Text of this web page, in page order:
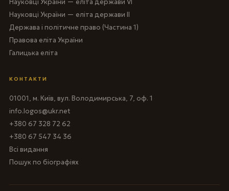
Науковці України — еліта держави II
Держава і політичне право (Частина 1)
Правова еліта України
Галицька еліта
КОНТАКТИ
01001, м. Київ, вул. Володимирська, 7, оф. 1
info.logos@ukr.net
+380 67 328 72 62
+380 67 547 34 36
Всі видання
Пошук по біографіях